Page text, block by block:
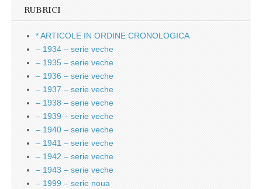
RUBRICI
* ARTICOLE IN ORDINE CRONOLOGICA
– 1934 – serie veche
– 1935 – serie veche
– 1936 – serie veche
– 1937 – serie veche
– 1938 – serie veche
– 1939 – serie veche
– 1940 – serie veche
– 1941 – serie veche
– 1942 – serie veche
– 1943 – serie veche
– 1999 – serie noua